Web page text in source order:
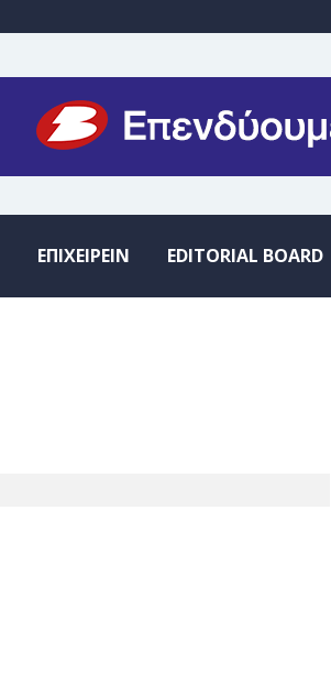
ΕΠΙΧΕΙΡΕΙΝ EDITORIAL BOARD